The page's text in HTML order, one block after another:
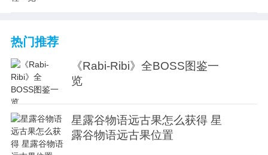
热门推荐
《Rabi-Ribi》全BOSS图鉴一
览
星露谷物语远古果怎么获得 星
露谷物语远古果位置